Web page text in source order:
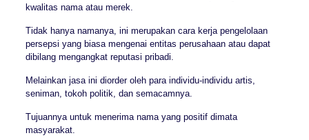
kwalitas nama atau merek.
Tidak hanya namanya, ini merupakan cara kerja pengelolaan
persepsi yang biasa mengenai entitas perusahaan atau dapat
dibilang mengangkat reputasi pribadi.
Melainkan jasa ini diorder oleh para individu-individu artis,
seniman, tokoh politik, dan semacamnya.
Tujuannya untuk menerima nama yang positif dimata
masyarakat.